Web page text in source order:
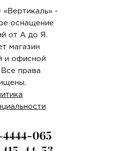
-
оснащение
от А до Я.
магазин
и офисной
права
4444-065